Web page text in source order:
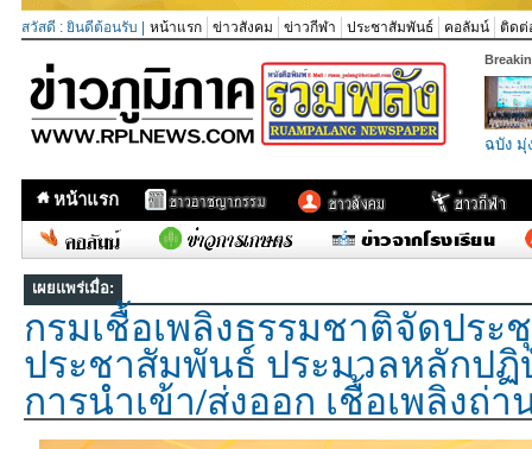
สวัสดี : ยินดีต้อนรับ | หน้าแรก ข่าวสังคม ข่าวกีฬา ประชาสัมพันธ์ คอลัมน์ ติดต่
ฉบัง มุ่
หน้าแรก
เผยแพร่เมื่อ:
กรมเชื้อเพลิงธรรมชาติจัดประ
ประชาสัมพันธ์ ประมวลหลักป
การนำเข้า/ส่งออก เชื้อเพลิงถ่